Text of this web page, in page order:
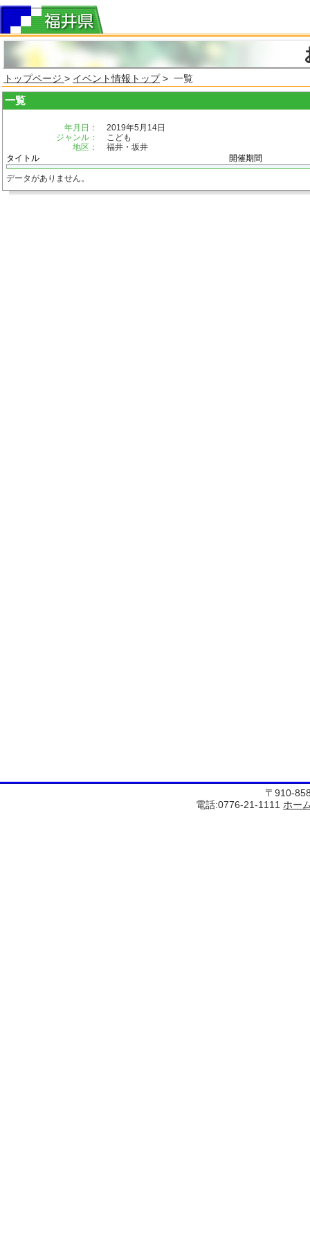
トップページ > イベント情報トップ> 一覧
一覧
年月日：
2019年5月14日
ジャンル：
こども
地区：
福井・坂井
タイトル
開催期間
データがありません。
〒910-
電話:0776-21-1111 ホー